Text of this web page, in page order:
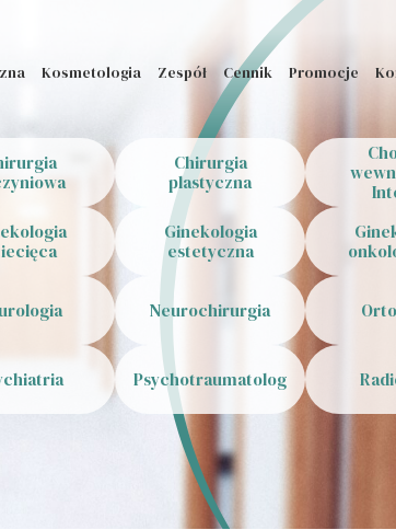
Kosmetologia Zespół Cennik Promocje
Chirurgia
plastyczna
Ginekologia
estetyczna
Neurochirurgia
Psychotraumatolog